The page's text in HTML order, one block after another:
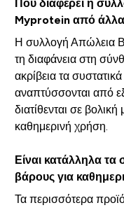
Πού διαφέρει η
Myprotein από
Η συλλογή Απώλεια
τη διαφάνεια στη
ακρίβεια τα
αναπτύσσονται από
διατίθενται σε
καθημερινή χρήση.
Είναι κατάλληλα
βάρους για
Τα περισσότερα